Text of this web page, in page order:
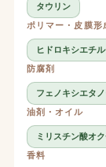
タウリン
ポリマー・皮膜形
ヒドロキシエチ
防腐剤
フェノキシエタ
油剤・オイル
ミリスチン酸オ
香料